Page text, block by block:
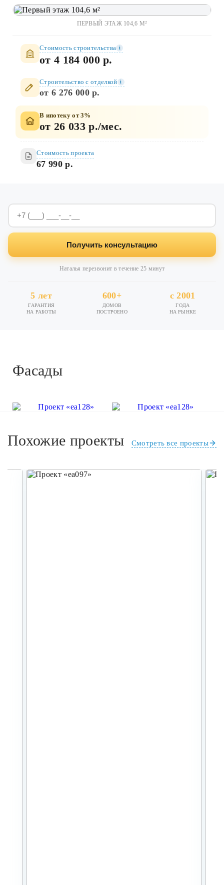
ПЕРВЫЙ ЭТАЖ 104,6 М²
Стоимость строительства i
от 4 184 000 р.
Строительство c отделкой i
от 6 276 000 р.
В ипотеку от 3%
от 26 033 р./мес.
Стоимость проекта
67 990 р.
Получить консультацию
Наталья перезвонит в течение 25 минут
5 лет
ГАРАНТИЯ
НА РАБОТЫ
600+
ДОМОВ
ПОСТРОЕНО
с 2001
ГОДА
НА РЫНКЕ
Фасады
Похожие проекты Смотреть все проекты